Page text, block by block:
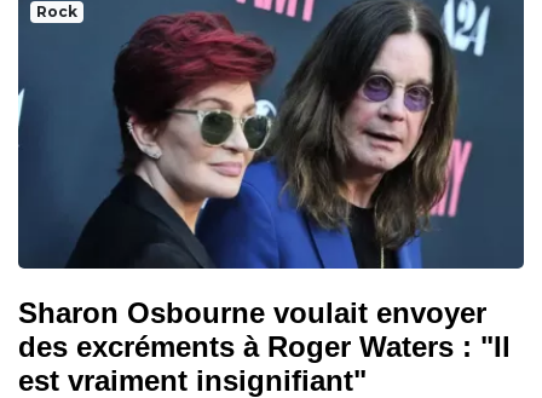
Rock
Sharon Osbourne voulait envoyer
des excréments à Roger Waters : "Il
est vraiment insignifiant"